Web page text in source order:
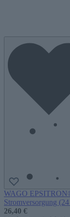
WAGO
Stromversorgung
26,40 €